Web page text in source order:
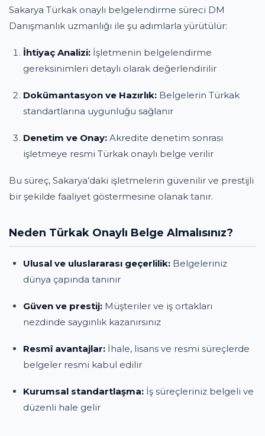
Sakarya Türkak onaylı belgelendirme süreci DM
Danışmanlık uzmanlığı ile şu adımlarla yürütülür:
İhtiyaç Analizi: İşletmenin belgelendirme
gereksinimleri detaylı olarak değerlendirilir
Dokümantasyon ve Hazırlık: Belgelerin Türkak
standartlarına uygunluğu sağlanır
Denetim ve Onay: Akredite denetim sonrası
işletmeye resmi Türkak onaylı belge verilir
Bu süreç, Sakarya’daki işletmelerin güvenilir ve prestijli
bir şekilde faaliyet göstermesine olanak tanır.
Neden Türkak Onaylı Belge Almalısınız?
Ulusal ve uluslararası geçerlilik: Belgeleriniz
dünya çapında tanınır
Güven ve prestij: Müşteriler ve iş ortakları
nezdinde saygınlık kazanırsınız
Resmî avantajlar: İhale, lisans ve resmi süreçlerde
belgeler resmi kabul edilir
Kurumsal standartlaşma: İş süreçleriniz belgeli ve
düzenli hale gelir